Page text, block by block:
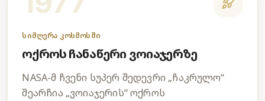
სიმღერა კოსმოსში
ოქროს ჩანაწერი ვოიაჯერზე
NASA-მ ჩვენი სუპერ შედევრი „ჩაკრულო“
შეარჩია „ვოიაჯერის“ ოქროს